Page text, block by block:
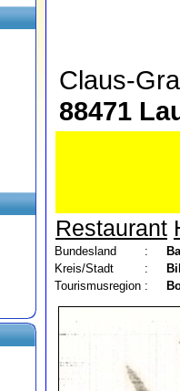
Claus-
88471
Restaurant
Bundesland :
Kreis/Stadt
:
Tourismusregion :